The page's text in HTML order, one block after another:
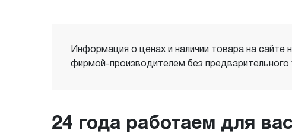
Информация о ценах и наличии товара на сайте
фирмой-производителем без предварительного
24 года работаем для